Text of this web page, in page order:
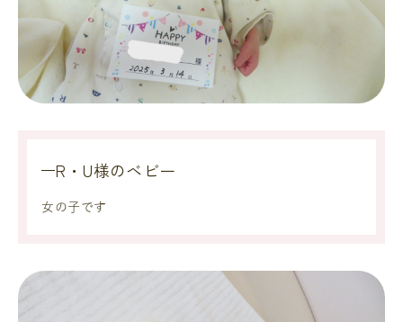
R・U様のベビー
女の子です